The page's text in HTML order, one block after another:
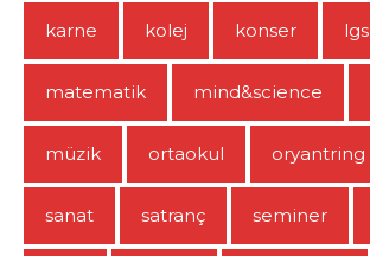
karne kolej konser lgs
matematik mind&science
müzik ortaokul oryantring
sanat satranç seminer